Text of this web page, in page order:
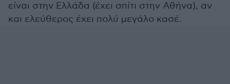
είναι στην Ελλάδα (έχει σπίτι στην Αθήνα), αν
και ελεύθερος έχει πολύ μεγάλο κασέ.